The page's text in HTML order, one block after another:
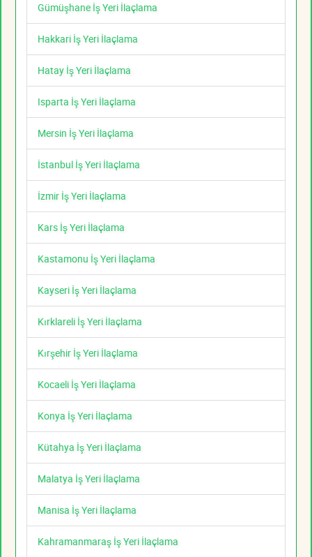
Gümüşhane İş Yeri İlaçlama
Hakkari İş Yeri İlaçlama
Hatay İş Yeri İlaçlama
Isparta İş Yeri İlaçlama
Mersin İş Yeri İlaçlama
İstanbul İş Yeri İlaçlama
İzmir İş Yeri İlaçlama
Kars İş Yeri İlaçlama
Kastamonu İş Yeri İlaçlama
Kayseri İş Yeri İlaçlama
Kırklareli İş Yeri İlaçlama
Kırşehir İş Yeri İlaçlama
Kocaeli İş Yeri İlaçlama
Konya İş Yeri İlaçlama
Kütahya İş Yeri İlaçlama
Malatya İş Yeri İlaçlama
Manisa İş Yeri İlaçlama
Kahramanmaraş İş Yeri İlaçlama